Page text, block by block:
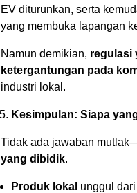
EV diturunkan, serta
yang membuka lapangan
Namun demikian, regulasi
ketergantungan pada
industri lokal.
Kesimpulan: Siapa
Tidak ada jawaban
yang dibidik.
Produk lokal unggul